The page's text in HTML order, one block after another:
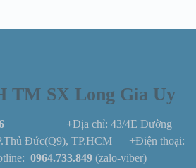
TM SX Long Gia Uy
+Địa chỉ: 43/4E Đường
Đức(Q9), TP.HCM +Điện thoại:
0964.733.849 (zalo-viber)